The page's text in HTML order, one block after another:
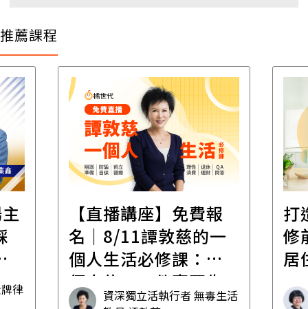
推薦課程
活
打造安心住的家｜裝
修前必懂！住到老的
居住規劃全攻略
林黛羚
遺
財
產